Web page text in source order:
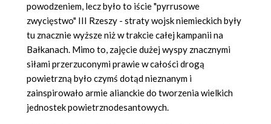
powodzeniem, lecz było to iście "pyrrusowe
zwycięstwo" III Rzeszy - straty wojsk niemieckich były
tu znacznie wyższe niż w trakcie całej kampanii na
Bałkanach. Mimo to, zajęcie dużej wyspy znacznymi
siłami przerzuconymi prawie w całości drogą
powietrzną było czymś dotąd nieznanym i
zainspirowało armie alianckie do tworzenia wielkich
jednostek powietrznodesantowych.